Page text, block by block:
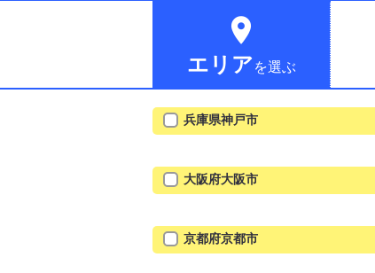

エリア を選ぶ
兵庫県神戸市
大阪府大阪市
京都府京都市